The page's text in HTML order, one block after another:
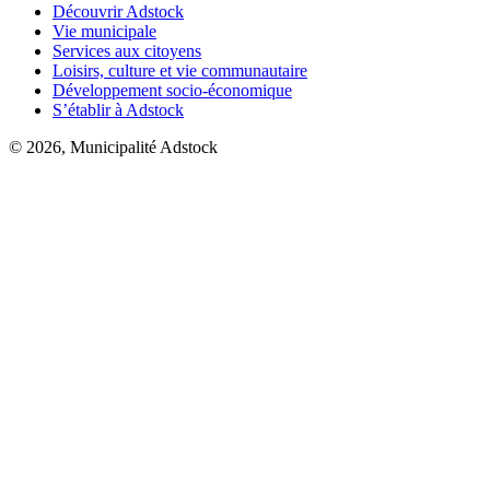
Découvrir Adstock
Vie municipale
Services aux citoyens
Loisirs, culture et vie communautaire
Développement socio-économique
S’établir à Adstock
© 2026, Municipalité Adstock